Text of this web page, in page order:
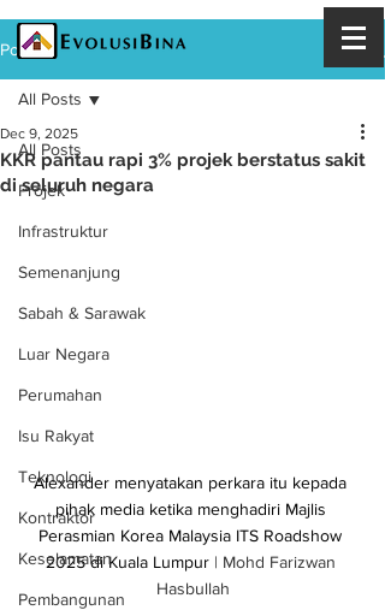
Post
All Posts
Projek
Infrastruktur
Semenanjung
Sabah & Sarawak
Luar Negara
Perumahan
Isu Rakyat
Teknologi
Kontraktor
Keselamatan
Pembangunan
All Posts
KKR pantau rapi 3% projek berstatus sakit
di seluruh negara
Dec 9, 2025
Alexander menyatakan perkara itu kepada
pihak media ketika menghadiri Majlis
Perasmian Korea Malaysia ITS Roadshow
2025 di Kuala Lumpur | Mohd Farizwan
Hasbullah